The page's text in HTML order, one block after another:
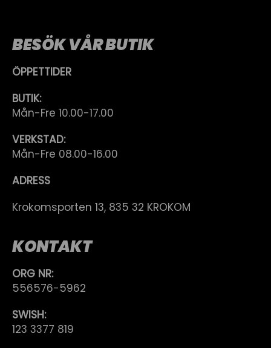
BESÖK VÅR BUTIK
ÖPPETTIDER
BUTIK:
Mån-Fre 10.00-17.00
VERKSTAD:
Mån-Fre 08.00-16.00
ADRESS
Krokomsporten 13, 835 32 KROKOM
KONTAKT
ORG NR:
556576-5962
SWISH:
123 3377 819